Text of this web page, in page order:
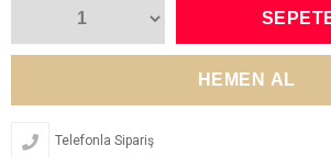
Telefonla Sipariş